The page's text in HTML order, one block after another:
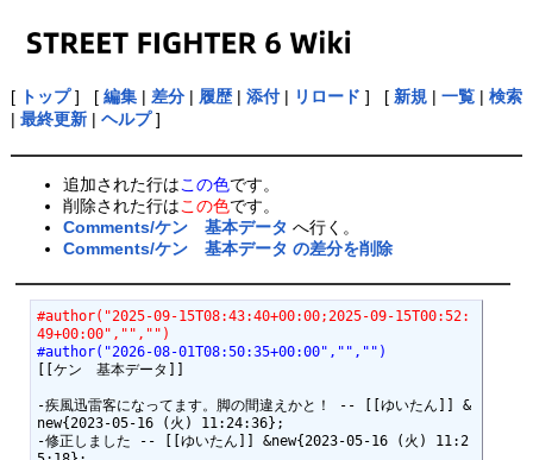
[ トップ] [ 編集| 差分| 履歴| 添付| リロード ] [ 新規| 一覧| 検索
| 最終更新| ヘルプ]
追加された行はこの色です。
削除された行はこの色です。
Comments/ケン 基本データ へ行く。
Comments/ケン 基本データ の差分を削除
#author("2025-09-15T08:43:40+00:00;2025-09-15T00:52:
49+00:00","","")
#author("2026-08-01T08:50:35+00:00","","")
[[ケン　基本データ]]
-疾風迅雷客になってます。脚の間違えかと！ -- [[ゆいたん]] &
new{2023-05-16 (火) 11:24:36};
-修正しました -- [[ゆいたん]] &new{2023-05-16 (火) 11:2